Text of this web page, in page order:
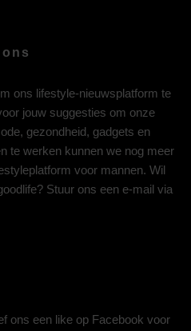
ons lifestyle-nieuwsplatform te
jouw suggesties om onze
gezondheid, gadgets en
te werken kunnen we nog meer
voor mannen. Wil
Stuur ons een e-mail via
ons een like op Facebook voor